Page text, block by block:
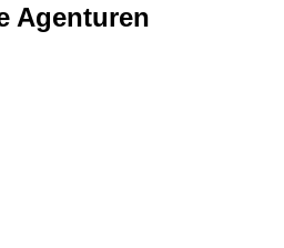
Agenturen